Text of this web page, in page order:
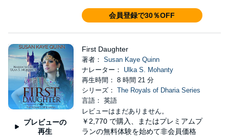
会員登録で30％OFF
プレビューの
再生
First Daughter
著者： Susan Kaye Quinn
ナレーター： Ulka S. Mohanty
再生時間： 8 時間 21 分
シリーズ： The Royals of Dharia Series
言語： 英語
レビューはまだありません。
￥2,770 で購入、またはプレミアムプ
ランの無料体験を始めて非会員価格